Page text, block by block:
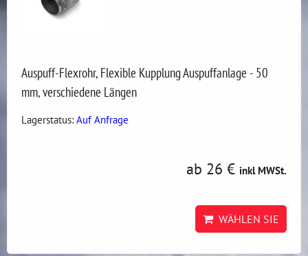
Auspuff-Flexrohr, Flexible Kupplung Auspuffanlage - 50
mm, verschiedene Längen
Lagerstatus: Auf Anfrage
ab 26 € inkl MWSt.
WÄHLEN SIE